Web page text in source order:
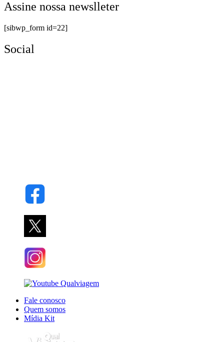
Assine nossa newslleter
[sibwp_form id=22]
Social
Fale conosco
Quem somos
Mídia Kit